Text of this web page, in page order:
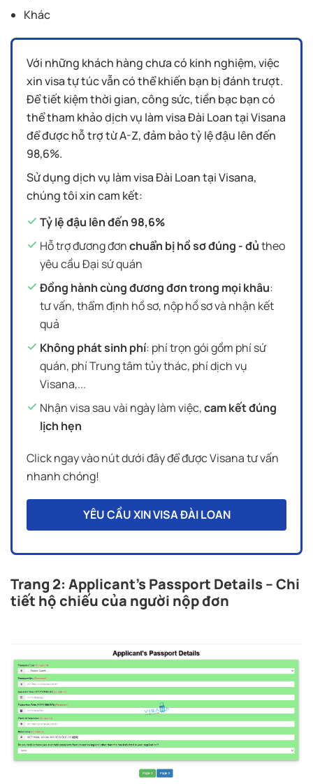
Khác
Với những khách hàng chưa có kinh nghiệm, việc
xin visa tự túc vẫn có thể khiến bạn bị đánh trượt.
Để tiết kiệm thời gian, công sức, tiền bạc bạn có
thể tham khảo dịch vụ làm visa Đài Loan tại Visana
để được hỗ trợ từ A-Z, đảm bảo tỷ lệ đậu lên đến
98,6%.
Sử dụng dịch vụ làm visa Đài Loan tại Visana,
chúng tôi xin cam kết:
Tỷ lệ đậu lên đến 98,6%
Hỗ trợ đương đơnchuẩn bị hồ sơ đúng - đủtheo
yêu cầu Đại sứ quán
Đồng hành cùng đương đơn trong mọi khâu:
tư vấn, thẩm định hồ sơ, nộp hồ sơ và nhận kết
quả
Không phát sinh phí: phí trọn gói gồm phí sứ
quán, phí Trung tâm tủy thác, phí dịch vụ
Visana,...
Nhận visa sau vài ngày làm việc,cam kết đúng
lịch hẹn
Click ngay vào nút dưới đây để được Visana tư vấn
nhanh chóng!
YÊU CẦU XIN VISA ĐÀI LOAN
Trang 2: Applicant’s Passport Details – Chi
tiết hộ chiếu của người nộp đơn